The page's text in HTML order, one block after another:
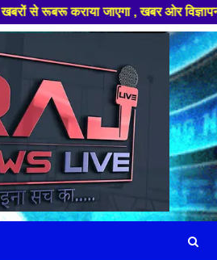
जाएगा , खबर ओर विज्ञापन के लिए